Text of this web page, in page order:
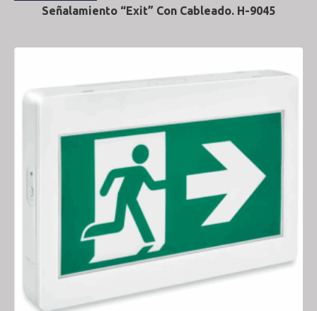
Señalamiento “Exit” Con Cableado. H-9045